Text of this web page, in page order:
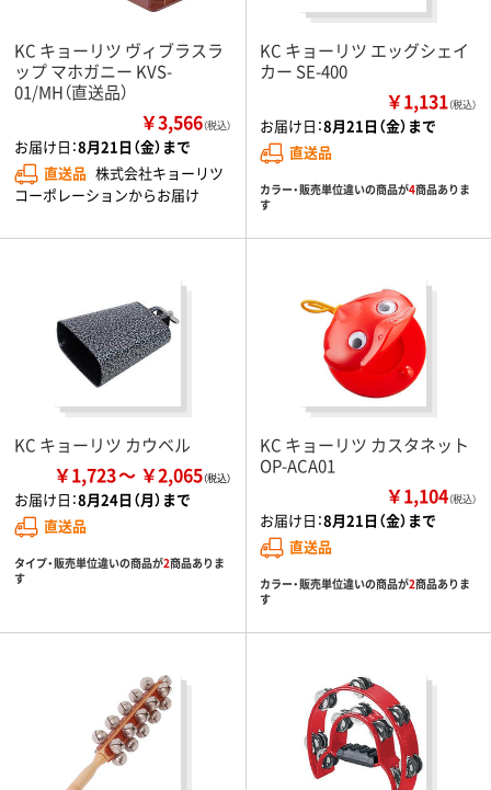
KC キョーリツ ヴィブラスラ
ップ マホガニー KVS-
01/MH（直送品）
￥3,566（税込）
お届け日：8月21日（金）まで
直送品 株式会社キョーリツ
コーポレーションからお届け
KC キョーリツ エッグシェイ
カー SE-400
￥1,131（税込）
お届け日：8月21日（金）まで
直送品
カラー・販売単位違いの商品が4商品ありま
す
KC キョーリツ カウベル
￥1,723 ￥2,065
お届け日：8月24日（月）まで
直送品
タイプ・販売単位違いの商品が2商品ありま
す
KC キョーリツ カスタネット
OP-ACA01
￥1,104（税込）
お届け日：8月21日（金）まで
直送品
カラー・販売単位違いの商品が2商品ありま
す